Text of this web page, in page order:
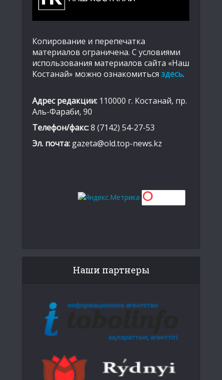
Копирование и перепечатка
материалов ограничена. С условиями
использования материалов сайта «Наш
Костанай» можно ознакомиться здесь.
Адрес редакции: 110000 г. Костанай, пр.
Аль-Фараби, 90
Телефон/факс:8 (7142) 54-27-53
Эл. почта: gazeta@old.top-news.kz
Наши партнеры